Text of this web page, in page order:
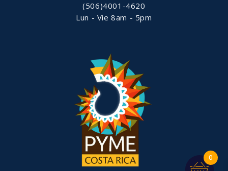
(506)4001-4620
Lun - Vie 8am - 5pm
0